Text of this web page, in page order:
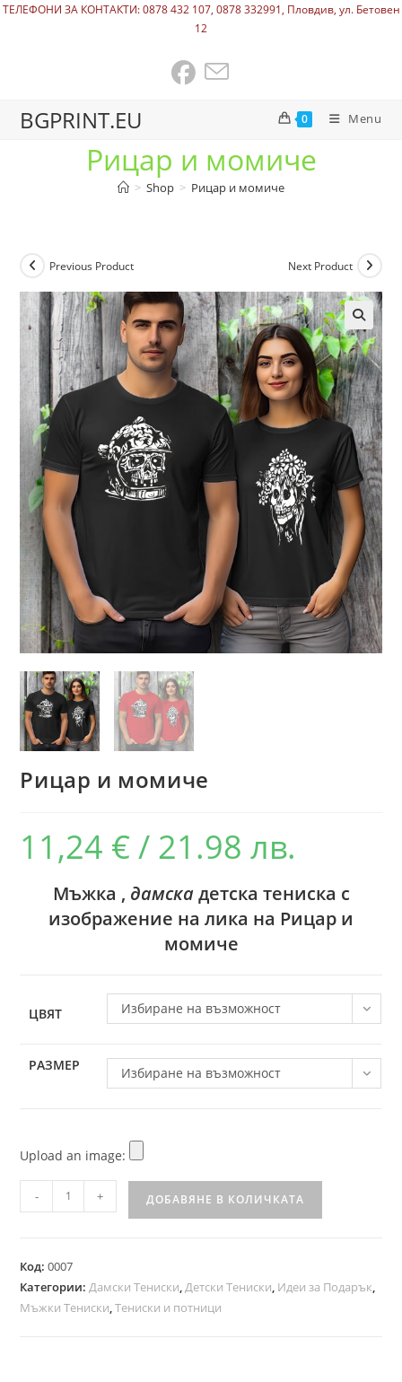
ТЕЛЕФОНИ ЗА КОНТАКТИ: 0878 432 107, 0878 332991, Пловдив, ул. Бетовен
12
BGPRINT.EU 0 Menu
Рицар и момиче
> Shop > Рицар и момиче
Previous Product Next Product
Рицар и момиче
11,24 € / 21.98 лв.
Мъжка , дамскадетска тениска с
изображение на лика на Рицар и
момиче
ЦВЯТ Избиране на възможност
РАЗМЕР Избиране на възможност
Upload an image:
- + ДОБАВЯНЕ В КОЛИЧКАТА
Код:0007
Категории:Дамски Тениски,Детски Тениски, Идеи за Подарък,
Мъжки Тениски,Тениски и потници